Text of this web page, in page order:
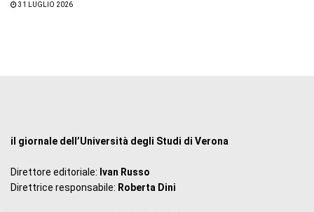
31 LUGLIO 2026
il giornale dell’Università degli Studi di Verona
Direttore editoriale: Ivan Russo
Direttrice responsabile: Roberta Dini